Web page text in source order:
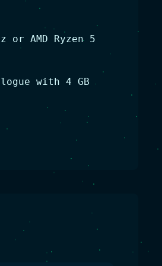
or AMD Ryzen 5
with 4 GB